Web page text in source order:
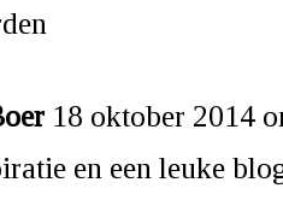
18 oktober 2014
en een leuke